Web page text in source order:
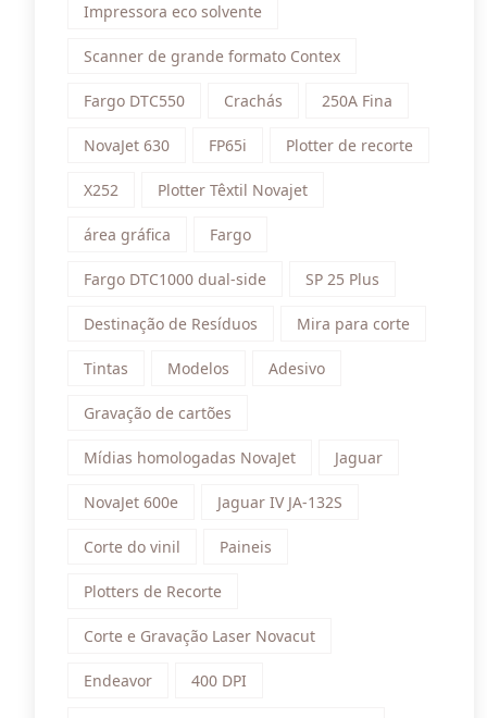
Impressora eco solvente
Scanner de grande formato Contex
Fargo DTC550 Crachás 250A Fina
NovaJet 630 FP65i Plotter de recorte
X252 Plotter Têxtil Novajet
área gráfica Fargo
Fargo DTC1000 dual-side SP 25 Plus
Destinação de Resíduos Mira para corte
Tintas Modelos Adesivo
Gravação de cartões
Mídias homologadas NovaJet Jaguar
NovaJet 600e Jaguar IV JA-132S
Corte do vinil Paineis
Plotters de Recorte
Corte e Gravação Laser Novacut
Endeavor 400 DPI